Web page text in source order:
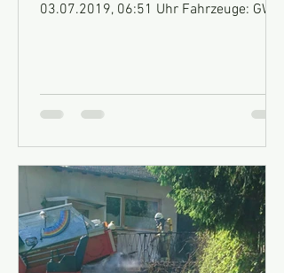
03.07.2019, 06:51 Uhr Fahrzeuge: GW-